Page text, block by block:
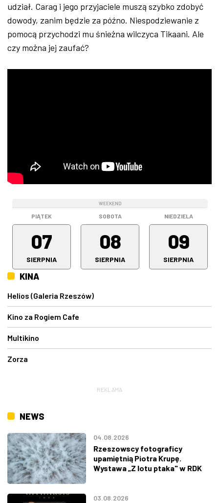
udział. Carag i jego przyjaciele muszą szybko zdobyć
dowody, zanim będzie za późno. Niespodziewanie z
pomocą przychodzi mu śnieżna wilczyca Tikaani. Ale
czy można jej zaufać?
PIĄTEK
07
SIERPNIA
WEEKEND
SOBOTA
08
SIERPNIA
NIEDZIELA
09
SIERPNIA
KINA
Helios (Galeria Rzeszów)
Kino za Rogiem Cafe
Multikino
Zorza
REKLAMA
NEWS
04.08.2026
Rzeszowscy fotograficy
upamiętnią Piotra Krupę.
Wystawa „Z lotu ptaka" w RDK
03.08.2026